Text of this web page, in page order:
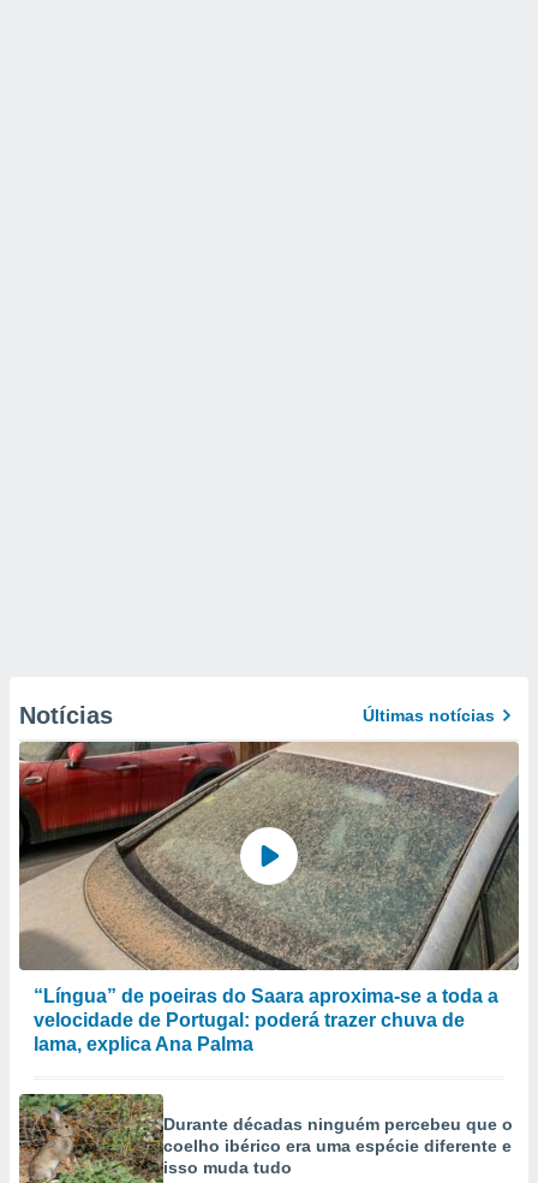
Notícias Últimas notícias
“Língua” de poeiras do Saara aproxima-se a toda a
velocidade de Portugal: poderá trazer chuva de
lama, explica Ana Palma
Durante décadas ninguém percebeu que o
coelho ibérico era uma espécie diferente e
isso muda tudo